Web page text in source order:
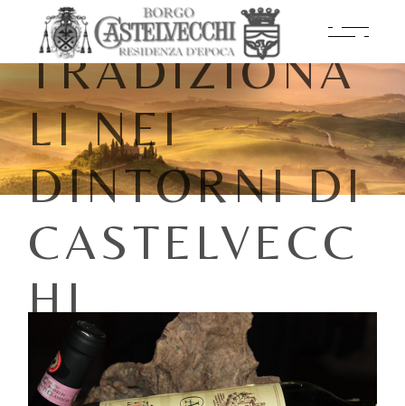
E OSTERIE
TRADIZIONA
LI NEI
DINTORNI DI
CASTELVECC
HI